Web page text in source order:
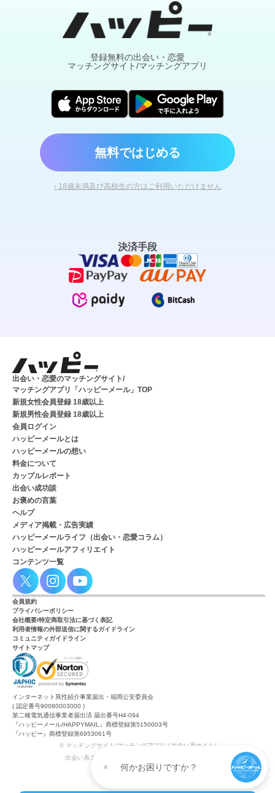
登録無料の出会い・恋愛
マッチングサイト/マッチングアプリ
無料ではじめる
› 18歳未満及び高校生の方はご利用いただけません
決済手段
出会い・恋愛のマッチングサイト/
マッチングアプリ「ハッピーメール」TOP
新規女性会員登録 18歳以上
新規男性会員登録 18歳以上
会員ログイン
ハッピーメールとは
ハッピーメールの想い
料金について
カップルレポート
出会い成功談
お褒めの言葉
ヘルプ
メディア掲載・広告実績
ハッピーメールライフ（出会い・恋愛コラム）
ハッピーメールアフィリエイト
コンテンツ一覧
会員規約
プライバシーポリシー
会社概要/特定商取引法に基づく表記
利用者情報の外部送信に関するガイドライン
コミュニティガイドライン
サイトマップ
インターネット異性紹介事業届出・福岡公安委員会
( 認定番号90080003000 )
第二種電気通信事業者届出済 届出番号H4-094
『ハッピーメール/HAPPYMAIL』商標登録第5150003号
『ハッピー』商標登録第6953061号
© マッチングサイト/マッチングアプリ / 出会い系サイト/
出会い系アプリ/ 出会い・恋愛の『ハッピーメール』
何かお困りですか？